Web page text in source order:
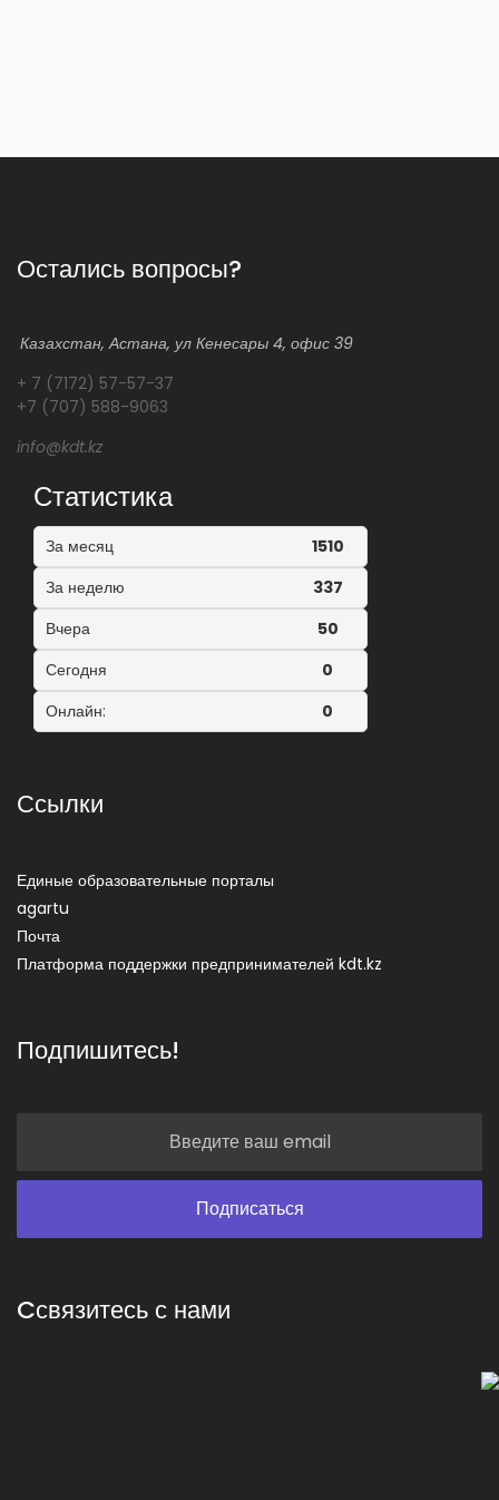
Остались вопросы?
Казахстан, Астана, ул Кенесары 4, офис 39
+ 7 (7172) 57-57-37
+7 (707) 588-9063
info@kdt.kz
Статистика
За месяц
1510
За неделю
337
Вчера
50
Сегодня
0
Онлайн:
0
Ссылки
Единые образовательные порталы
agartu
Почта
Платформа поддержки предпринимателей kdt.kz
Подпишитесь!
Cсвязитесь с нами